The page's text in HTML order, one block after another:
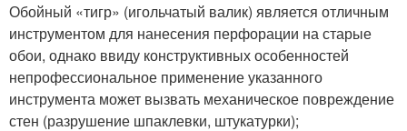
Обойный «тигр» (игольчатый валик) является отличным
инструментом для нанесения перфорации на старые
обои, однако ввиду конструктивных особенностей
непрофессиональное применение указанного
инструмента может вызвать механическое повреждение
стен (разрушение шпаклевки, штукатурки);